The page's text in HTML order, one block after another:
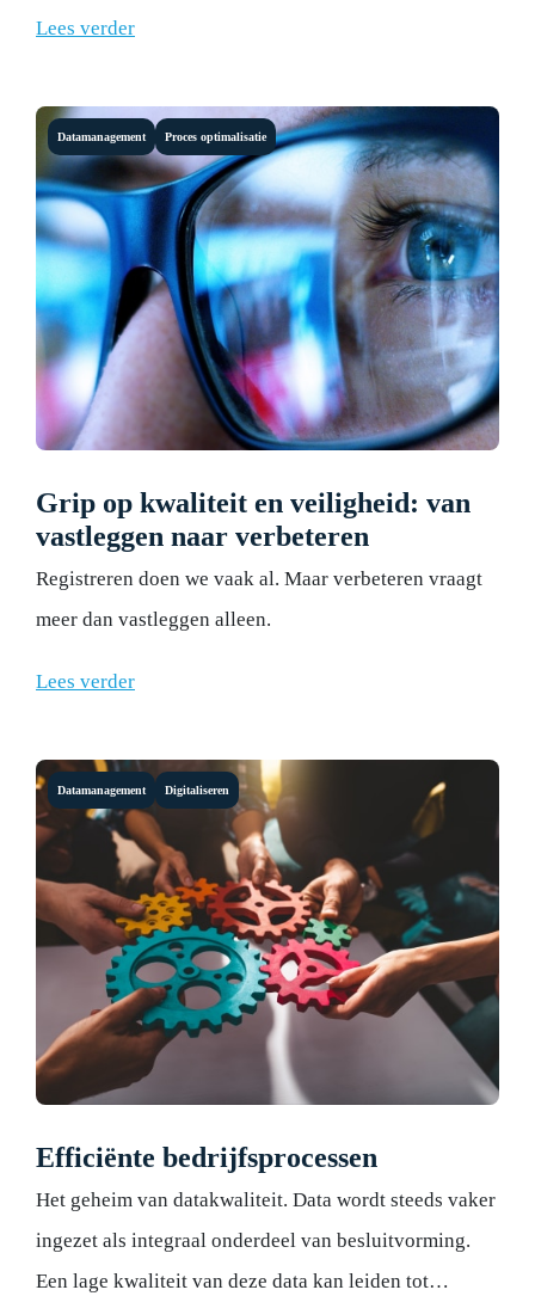
Lees verder
Datamanagement Proces optimalisatie
Grip op kwaliteit en veiligheid: van
vastleggen naar verbeteren
Registreren doen we vaak al. Maar verbeteren vraagt
meer dan vastleggen alleen.
Lees verder
Datamanagement Digitaliseren
Efficiënte bedrijfsprocessen
Het geheim van datakwaliteit. Data wordt steeds vaker
ingezet als integraal onderdeel van besluitvorming.
Een lage kwaliteit van deze data kan leiden tot